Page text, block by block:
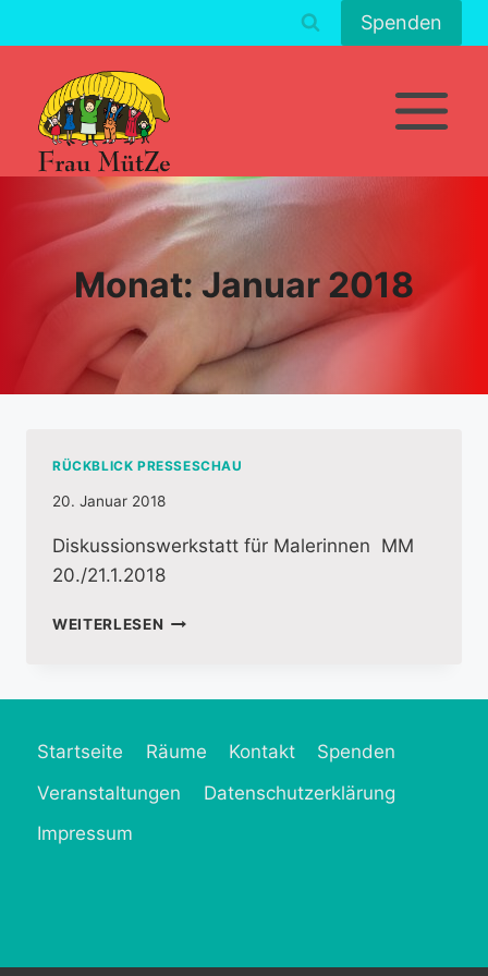
Inhalt
Spenden
Monat: Januar 2018
RÜCKBLICK PRESSESCHAU
20. Januar 2018
Diskussionswerkstatt für Malerinnen MM
20./21.1.2018
WEITERLESEN
Startseite Räume Kontakt
Spenden
Veranstaltungen
Datenschutzerklärung
Impressum